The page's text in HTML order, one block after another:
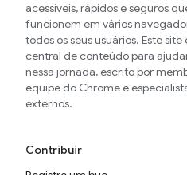
acessíveis, rápidos e seguros
funcionem em vários
todos os seus usuários. Este site
central de conteúdo para
nessa jornada, escrito por
equipe do Chrome e
externos.
Contribuir